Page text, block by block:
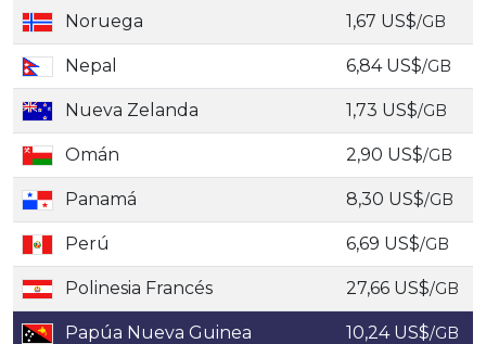
Noruega 1,67 US$/GB
Nepal 6,84 US$/GB
Nueva Zelanda 1,73 US$/GB
Omán 2,90 US$/GB
Panamá 8,30 US$/GB
Perú 6,69 US$/GB
Polinesia Francés 27,66 US$/GB
Papúa Nueva Guinea 10,24 US$/GB